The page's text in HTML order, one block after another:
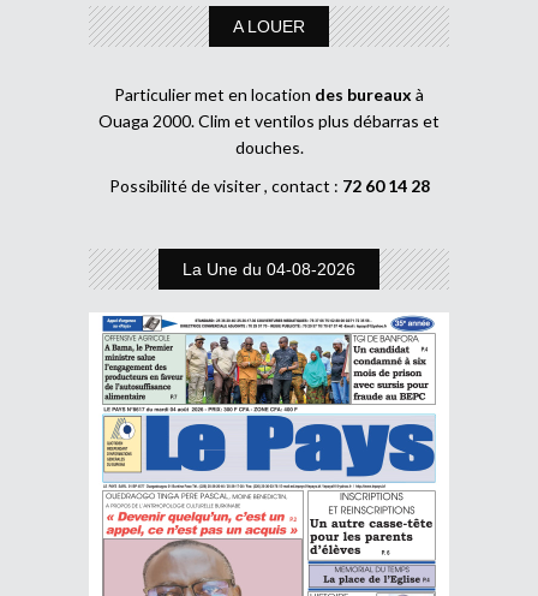
A LOUER
Particulier met en location des bureaux à
Ouaga 2000. Clim et ventilos plus débarras et
douches.
Possibilité de visiter , contact : 72 60 14 28
La Une du 04-08-2026